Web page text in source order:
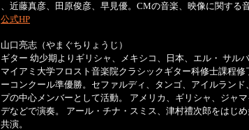
、近藤真彦、田原俊彦、早見優。CMの音楽、映像に関する音
公式HP
山口亮志（やまぐちりょうじ）
ギター 幼少期よりギリシャ、メキシコ、日本、エル・ サル
マイアミ大学フロスト音楽院クラシックギター科修士課程修
ーコンクール準優勝。セファルディ、タンゴ、アイルランド
プの中心メンバーとして活動。 アメリカ、ギリシャ、ジャ
デなどで演奏。 アール・チナ・スミス、津村禮次郎をはじ
共演。